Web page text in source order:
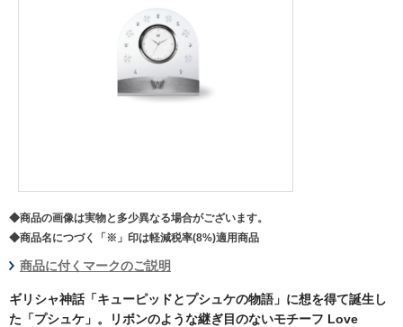
◆商品の画像は実物と多少異なる場合がございます。
◆商品名につづく「※」印は軽減税率(8%)適用商品
商品に付くマークのご説明
ギリシャ神話「キューピッドとプシュケの物語」に想を得て誕生し
た「プシュケ」。リボンのような継ぎ目のないモチーフ Love